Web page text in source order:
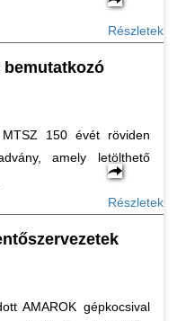
Részletek
bemutatkozó
150 évét röviden
amely letölthető
Részletek
AMAROK gépkocsival